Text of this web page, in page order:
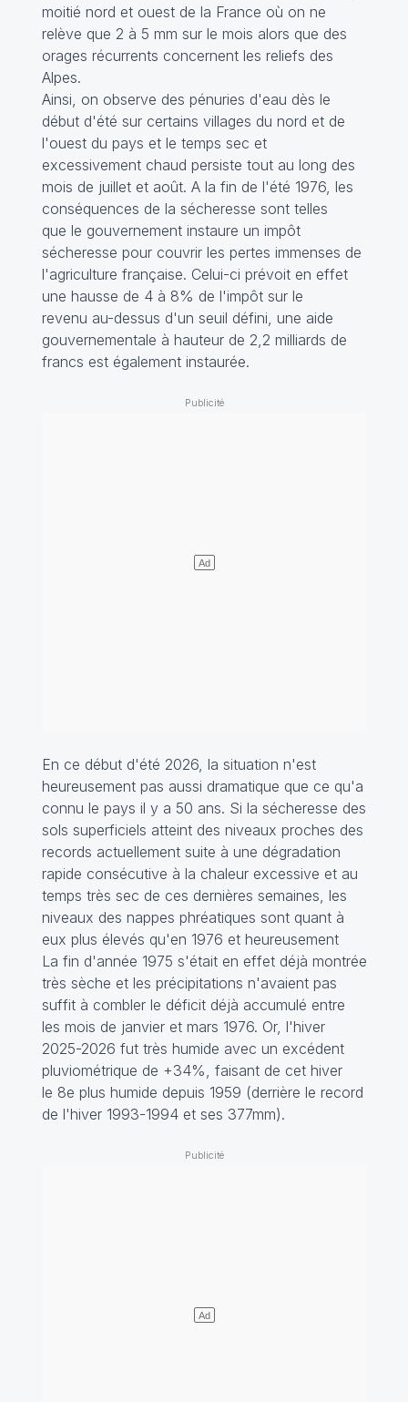
moitié nord et ouest de la France où on ne
relève que 2 à 5 mm sur le mois alors que des
orages récurrents concernent les reliefs des
Alpes.
Ainsi, on observe des pénuries d'eau dès le
début d'été sur certains villages du nord et de
l'ouest du pays et le temps sec et
excessivement chaud persiste tout au long des
mois de juillet et août. A la fin de l'été 1976, les
conséquences de la sécheresse sont telles
que le gouvernement instaure un impôt
sécheresse pour couvrir les pertes immenses de
l'agriculture française. Celui-ci prévoit en effet
une hausse de 4 à 8% de l'impôt sur le
revenu au-dessus d'un seuil défini, une aide
gouvernementale à hauteur de 2,2 milliards de
francs est également instaurée.
En ce début d'été 2026, la situation n'est
heureusement pas aussi dramatique que ce qu'a
connu le pays il y a 50 ans. Si la sécheresse des
sols superficiels atteint des niveaux proches des
records actuellement suite à une dégradation
rapide consécutive à la chaleur excessive et au
temps très sec de ces dernières semaines, les
niveaux des nappes phréatiques sont quant à
eux plus élevés qu'en 1976 et heureusement
La fin d'année 1975 s'était en effet déjà montrée
très sèche et les précipitations n'avaient pas
suffit à combler le déficit déjà accumulé entre
les mois de janvier et mars 1976. Or, l'hiver
2025-2026 fut très humide avec un excédent
pluviométrique de +34%, faisant de cet hiver
le 8e plus humide depuis 1959 (derrière le record
de l'hiver 1993-1994 et ses 377mm).